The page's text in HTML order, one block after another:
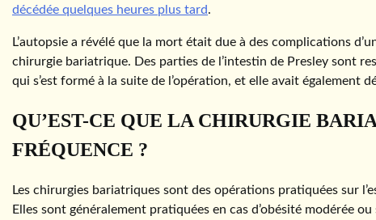
décédée quelques heures plus tard.
L’autopsie a révélé que la mort était due à des complications
chirurgie bariatrique. Des parties de l’intestin de Presley sont
qui s’est formé à la suite de l’opération, et elle avait également
QU’EST-CE QUE LA CHIRURGIE
FRÉQUENCE ?
Les chirurgies bariatriques sont des opérations pratiquées sur
Elles sont généralement pratiquées en cas d’obésité modérée